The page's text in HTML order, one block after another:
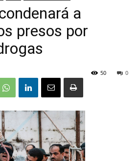
Claras
Digital
a
presos por
0
50